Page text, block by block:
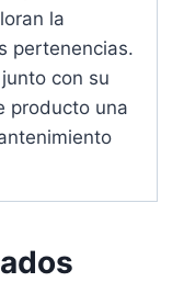
la
pertenencias.
con su
producto una